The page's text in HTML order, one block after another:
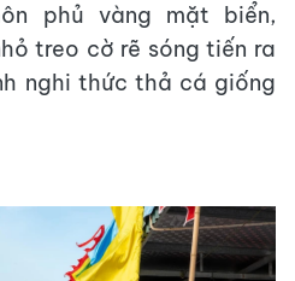
phủ vàng mặt biển,
treo cờ rẽ sóng tiến ra
nghi thức thả cá giống